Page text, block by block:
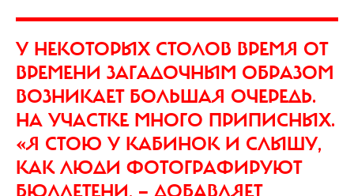
У НЕКОТОРЫХ СТОЛОВ ВРЕМЯ ОТ
ВРЕМЕНИ ЗАГАДОЧНЫМ ОБРАЗОМ
ВОЗНИКАЕТ БОЛЬШАЯ ОЧЕРЕДЬ.
НА УЧАСТКЕ МНОГО ПРИПИСНЫХ.
«Я СТОЮ У КАБИНОК И СЛЫШУ,
КАК ЛЮДИ ФОТОГРАФИРУЮТ
БЮЛЛЕТЕНИ, — ДОБАВЛЯЕТ